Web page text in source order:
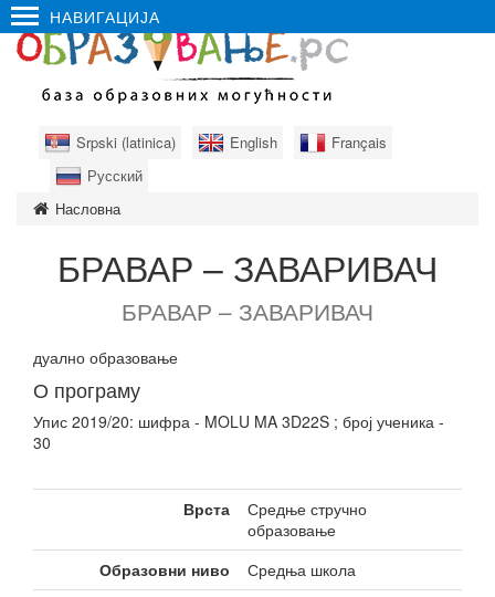
НАВИГАЦИЈА
Srpski (latinica) English
Français
Русский
Насловна
БРАВАР – ЗАВАРИВАЧ
БРАВАР – ЗАВАРИВАЧ
дуално образовање
О програму
Упис 2019/20: шифра - MOLU MA 3D22S ; број ученика -
30
Врста
Средње стручно
образовање
Образовни ниво
Средња школа